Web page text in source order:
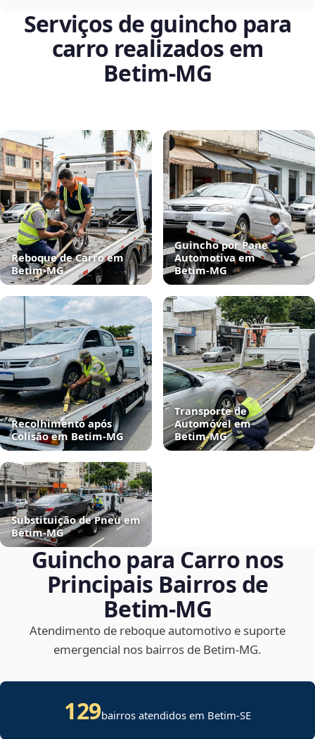
Serviços de guincho para
carro realizados em
Betim‑MG
Reboque de Carro em
Betim‑MG
Guincho por Pane
Automotiva em
Betim‑MG
Recolhimento após
Colisão em Betim‑MG
Transporte de
Automóvel em
Betim‑MG
Substituição de Pneu em
Betim‑MG
Guincho para Carro nos
Principais Bairros de
Betim‑MG
Atendimento de reboque automotivo e suporte
emergencial nos bairros de Betim‑MG.
129bairros atendidos em Betim-SE